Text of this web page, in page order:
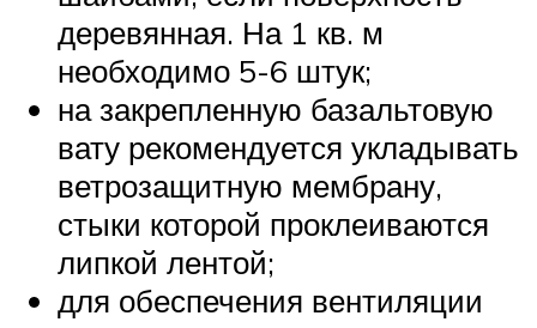
деревянная. На 1 кв. м
необходимо 5-6 штук;
на закрепленную базальтовую
вату рекомендуется укладывать
ветрозащитную мембрану,
стыки которой проклеиваются
липкой лентой;
для обеспечения вентиляции